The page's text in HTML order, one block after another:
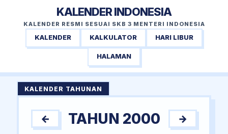
KALENDER INDONESIA
KALENDER RESMI SESUAI SKB 3 MENTERI INDONESIA
KALENDER KALKULATOR HARI LIBUR
HALAMAN
KALENDER TAHUNAN
← TAHUN 2000 →